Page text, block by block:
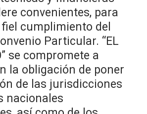
convenientes, para
cumplimiento del
Particular. “EL
se compromete a
la obligación de poner
de las jurisdicciones
nacionales